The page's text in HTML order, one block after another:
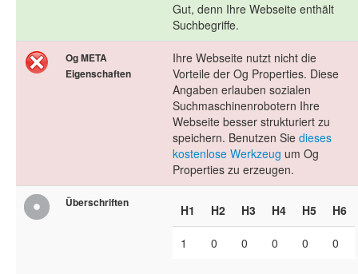
Gut, denn Ihre Webseite enthält
Suchbegriffe.
Og META
Eigenschaften
Ihre Webseite nutzt nicht die
Vorteile der Og Properties. Diese
Angaben erlauben sozialen
Suchmaschinenrobotern Ihre
Webseite besser strukturiert zu
speichern. Benutzen Sie dieses
kostenlose Werkzeug um Og
Properties zu erzeugen.
Überschriften H1 H2 H3 H4 H5 H6
1 0 0 0 0 0